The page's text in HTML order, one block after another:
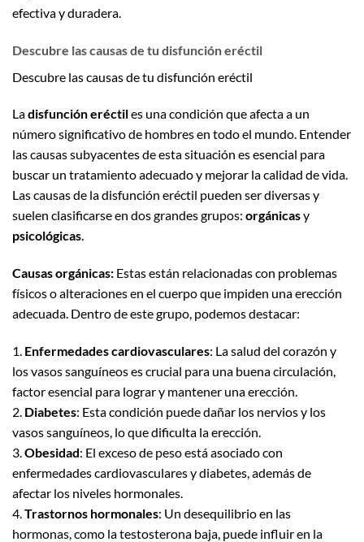
efectiva y duradera.
Descubre las causas de tu disfunción eréctil
Descubre las causas de tu disfunción eréctil
Ladisfunción eréctiles una condición que afecta a un
número significativo de hombres en todo el mundo. Entender
las causas subyacentes de esta situación es esencial para
buscar un tratamiento adecuado y mejorar la calidad de vida.
Las causas de la disfunción eréctil pueden ser diversas y
suelen clasificarse en dos grandes grupos: orgánicasy
psicológicas.
Causas orgánicas: Estas están relacionadas con problemas
físicos o alteraciones en el cuerpo que impiden una erección
adecuada. Dentro de este grupo, podemos destacar:
1. Enfermedades cardiovasculares: La salud del corazón y
los vasos sanguíneos es crucial para una buena circulación,
factor esencial para lograr y mantener una erección.
2. Diabetes: Esta condición puede dañar los nervios y los
vasos sanguíneos, lo que dificulta la erección.
3.Obesidad: El exceso de peso está asociado con
enfermedades cardiovasculares y diabetes, además de
afectar los niveles hormonales.
4.Trastornos hormonales: Un desequilibrio en las
hormonas, como la testosterona baja, puede influir en la